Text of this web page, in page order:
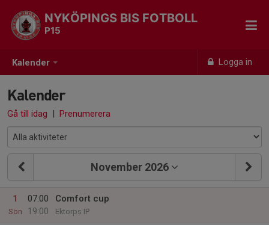
Kalender Logga in
NYKÖPINGS BIS FOTBOLL
P15
Kalender
Gå till idag | Prenumerera
November 2026
1
Sön
07:00
19:00
Comfort cup
Ektorps IP